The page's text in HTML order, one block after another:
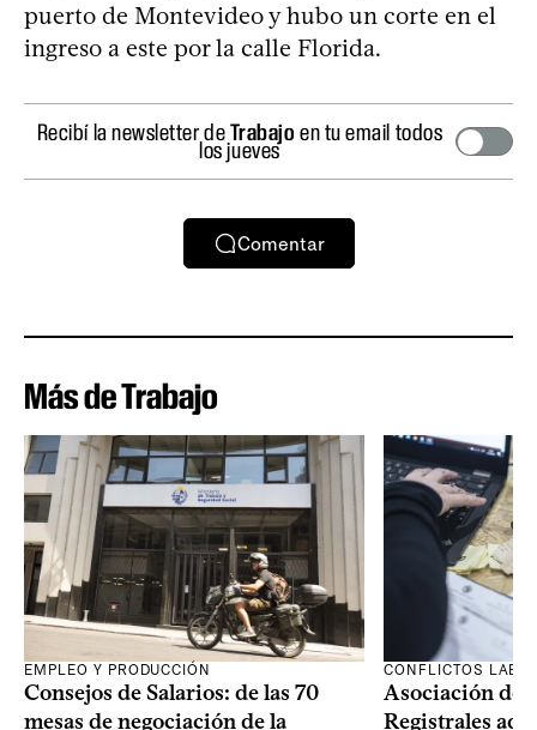
puerto de Montevideo y hubo un corte en el
ingreso a este por la calle Florida.
Recibí la newsletter deTrabajo en tu email todos
los jueves
Comentar
Más de Trabajo
EMPLEO Y PRODUCCIÓN
Consejos de Salarios: de las 70
mesas de negociación de la
CONFLICTOS
Asociación de
Registrales